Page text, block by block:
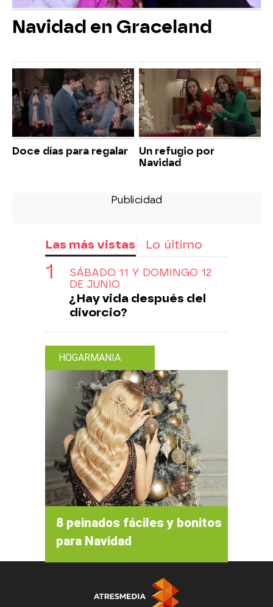
Navidad en Graceland
Doce días para regalar
Un refugio por
Navidad
Las más vistas Lo último
SÁBADO 11 Y DOMINGO 12
DE JUNIO
¿Hay vida después del
divorcio?
HOGARMANIA
8 peinados fáciles y bonitos
para Navidad